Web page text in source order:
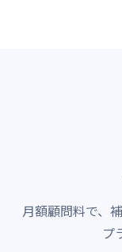
月額顧問料で、
プ